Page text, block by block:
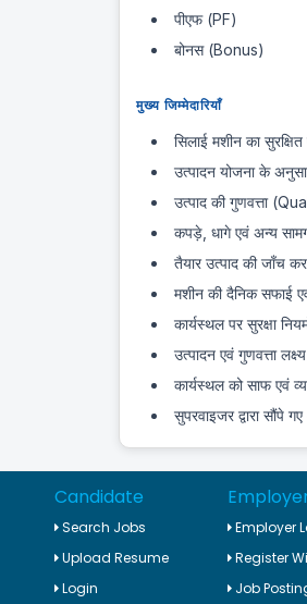
पीएफ (PF)
बोनस (Bonus)
मुख्य जिम्मेदारियाँ
सिलाई मशीन का
उत्पादन योजना के
उत्पाद की गुणवत्ता
कपड़े, धागे एवं अन्य
तैयार उत्पाद की जाँच
मशीन की दैनिक सफाई
कार्यस्थल पर सुरक्षा
उत्पादन एवं गुणवत्ता
कार्यस्थल को साफ एवं
सुपरवाइजर द्वारा सौंपे
Candidate
Search Jobs
Upload Resume
Login
Employer
Register
Job